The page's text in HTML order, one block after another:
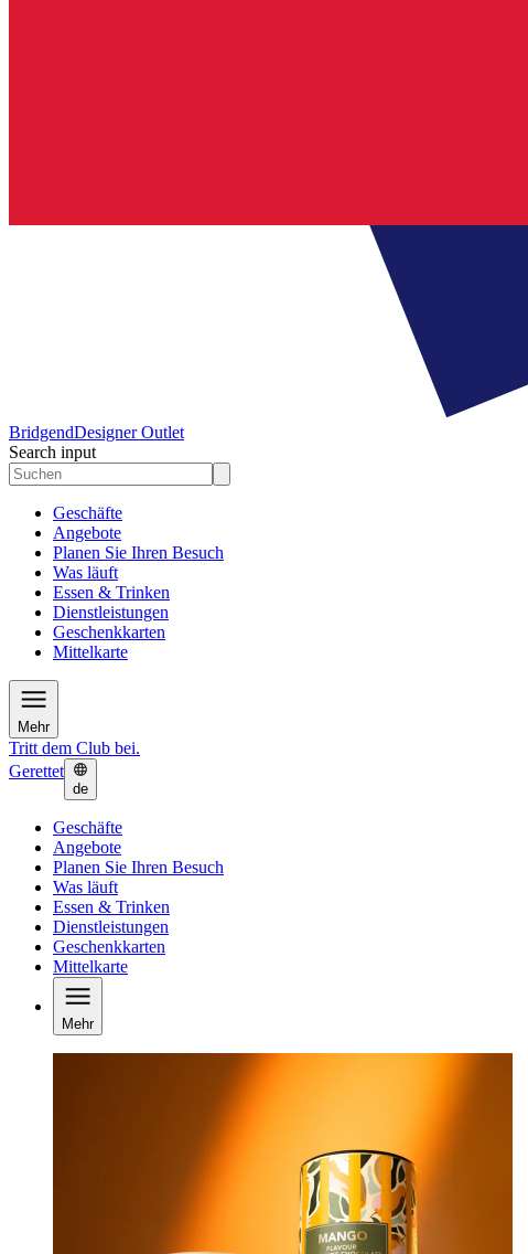
BridgendDesigner Outlet
Search input
Geschäfte
Angebote
Planen Sie Ihren Besuch
Was läuft
Essen & Trinken
Dienstleistungen
Geschenkkarten
Mittelkarte
Mehr
Tritt dem Club bei.
Gerettet
de
Geschäfte
Angebote
Planen Sie Ihren Besuch
Was läuft
Essen & Trinken
Dienstleistungen
Geschenkkarten
Mittelkarte
Mehr